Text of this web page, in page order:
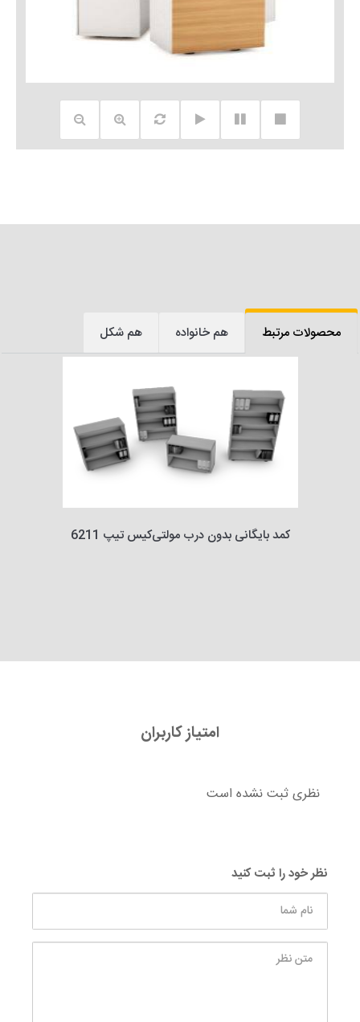
محصولات مرتبط هم خانواده هم شکل
کمد بایگانی بدون درب مولتی‌کیس تیپ 6211
امتیاز کاربران
نظری ثبت نشده است
نظر خود را ثبت کنید